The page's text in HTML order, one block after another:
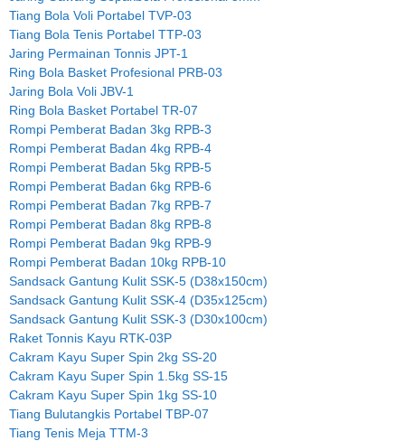
Tiang Bola Voli Portabel TVP-03
Tiang Bola Tenis Portabel TTP-03
Jaring Permainan Tonnis JPT-1
Ring Bola Basket Profesional PRB-03
Jaring Bola Voli JBV-1
Ring Bola Basket Portabel TR-07
Rompi Pemberat Badan 3kg RPB-3
Rompi Pemberat Badan 4kg RPB-4
Rompi Pemberat Badan 5kg RPB-5
Rompi Pemberat Badan 6kg RPB-6
Rompi Pemberat Badan 7kg RPB-7
Rompi Pemberat Badan 8kg RPB-8
Rompi Pemberat Badan 9kg RPB-9
Rompi Pemberat Badan 10kg RPB-10
Sandsack Gantung Kulit SSK-5 (D38x150cm)
Sandsack Gantung Kulit SSK-4 (D35x125cm)
Sandsack Gantung Kulit SSK-3 (D30x100cm)
Raket Tonnis Kayu RTK-03P
Cakram Kayu Super Spin 2kg SS-20
Cakram Kayu Super Spin 1.5kg SS-15
Cakram Kayu Super Spin 1kg SS-10
Tiang Bulutangkis Portabel TBP-07
Tiang Tenis Meja TTM-3